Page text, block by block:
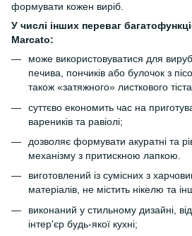
формувати кожен виріб.
У числі інших переваг
Marcato:
може використовуватися для
печива, пончиків або булочок з
також «затяжного» листкового
суттєво економить час на
вареників та равіолі;
дозволяє формувати акуратні та
механізму з притискною лапкою.
виготовлений із сумісних з
матеріалів, не містить нікелю та
виконаний у стильному дизайні,
інтер'єр будь-якої кухні;